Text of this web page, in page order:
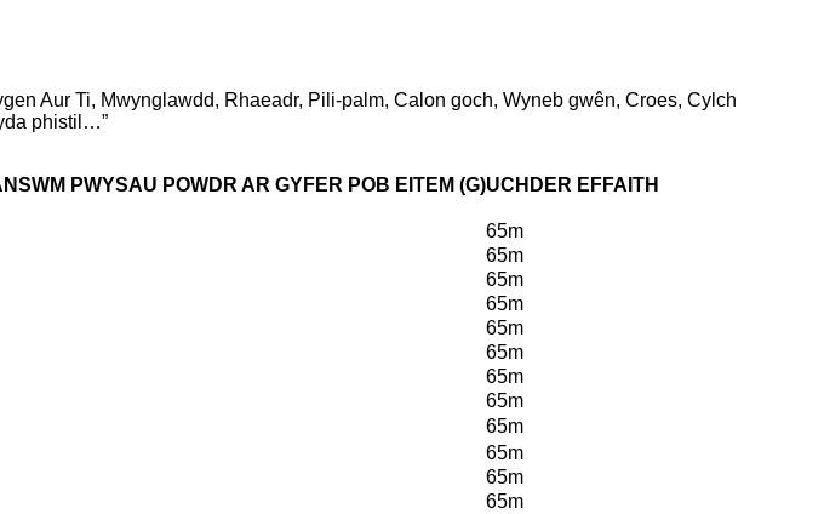
Aur Ti, Mwynglawdd, Rhaeadr, Pili-palm, Calon goch, Wyneb gwên, Croes, Cylch
phistil…”
PWYSAU POWDR AR GYFER POB EITEM (G)UCHDER EFFAITH
65m
65m
65m
65m
65m
65m
65m
65m
65m
65m
65m
65m